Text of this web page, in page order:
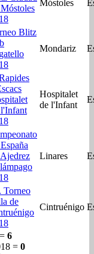
Móstoles
Blitz
Mondariz
Hospitalet
de l'Infant
Linares
Torneo
de
Cintruénigo
6
= 0